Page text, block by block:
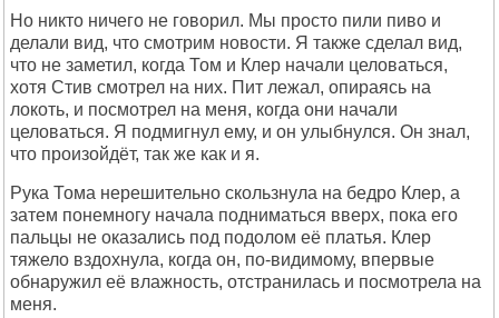
Но никто ничего не говорил. Мы просто пили пиво и
делали вид, что смотрим новости. Я также сделал вид,
что не заметил, когда Том и Клер начали целоваться,
хотя Стив смотрел на них. Пит лежал, опираясь на
локоть, и посмотрел на меня, когда они начали
целоваться. Я подмигнул ему, и он улыбнулся. Он знал,
что произойдёт, так же как и я.
Рука Тома нерешительно скользнула на бедро Клер, а
затем понемногу начала подниматься вверх, пока его
пальцы не оказались под подолом её платья. Клер
тяжело вздохнула, когда он, по-видимому, впервые
обнаружил её влажность, отстранилась и посмотрела на
меня.